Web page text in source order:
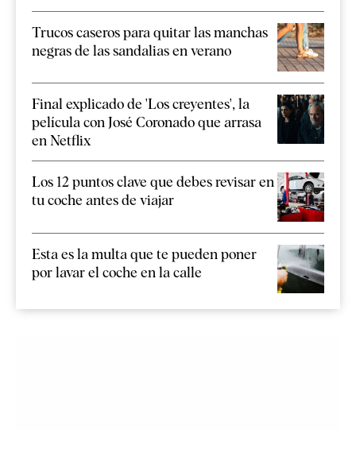
Trucos caseros para quitar las manchas
negras de las sandalias en verano
Final explicado de 'Los creyentes', la
película con José Coronado que arrasa
en Netflix
Los 12 puntos clave que debes revisar en
tu coche antes de viajar
Esta es la multa que te pueden poner
por lavar el coche en la calle